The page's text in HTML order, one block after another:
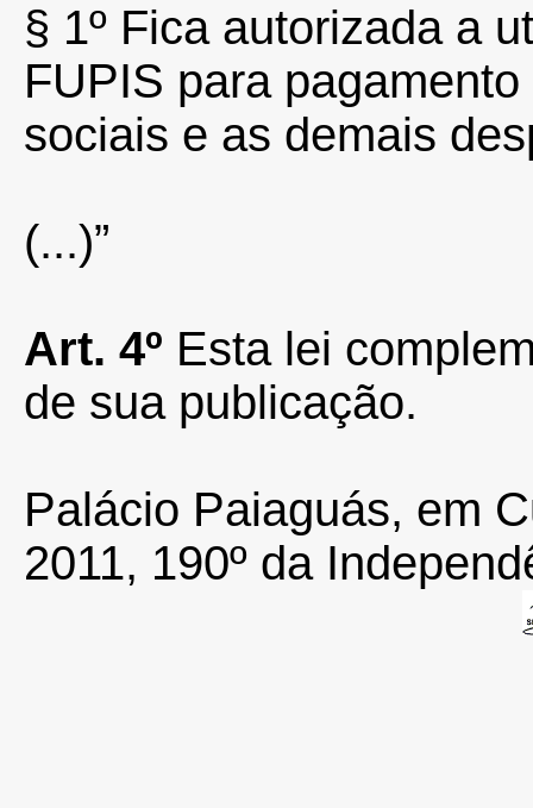
§ 1º Fica autorizada a
FUPIS para
sociais e as demais
(...)”
Art. 4º Esta lei
de sua publicação.
Palácio Paiaguás, em
2011, 190º da